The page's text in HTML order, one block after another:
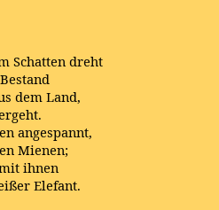
Schatten dreht
dem Land,
angespannt,
Mienen;
ihnen
Elefant.